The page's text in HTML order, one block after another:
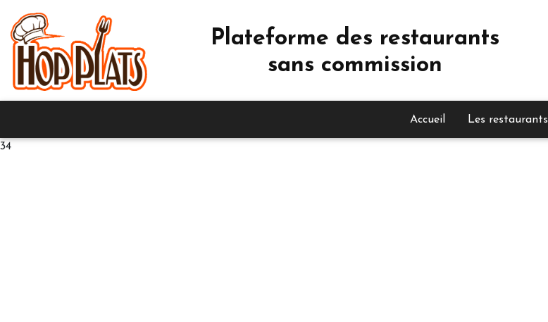
Plateforme des restaurants
sans commission
Accueil Les restaurants
34